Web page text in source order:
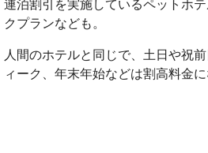
連泊割引を実施しているペットホ
クプランなども。
人間のホテルと同じで、土日や祝
ィーク、年末年始などは割高料金